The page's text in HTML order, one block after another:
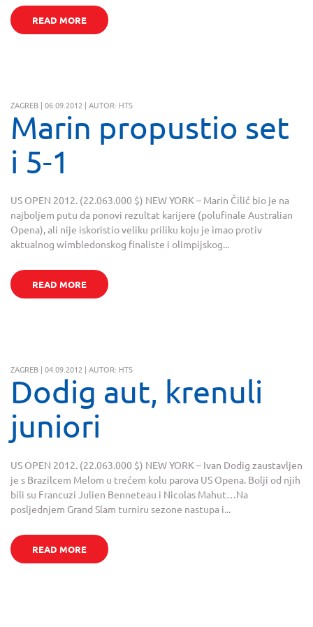
READ MORE
ZAGREB | 06.09.2012 | AUTOR: HTS
Marin propustio set
i 5-1
US OPEN 2012. (22.063.000 $) NEW YORK – Marin Čilić bio je na
najboljem putu da ponovi rezultat karijere (polufinale Australian
Opena), ali nije iskoristio veliku priliku koju je imao protiv
aktualnog wimbledonskog finaliste i olimpijskog...
READ MORE
ZAGREB | 04.09.2012 | AUTOR: HTS
Dodig aut, krenuli
juniori
US OPEN 2012. (22.063.000 $) NEW YORK – Ivan Dodig zaustavljen
je s Brazilcem Melom u trećem kolu parova US Opena. Bolji od njih
bili su Francuzi Julien Benneteau i Nicolas Mahut…Na
posljednjem Grand Slam turniru sezone nastupa i...
READ MORE